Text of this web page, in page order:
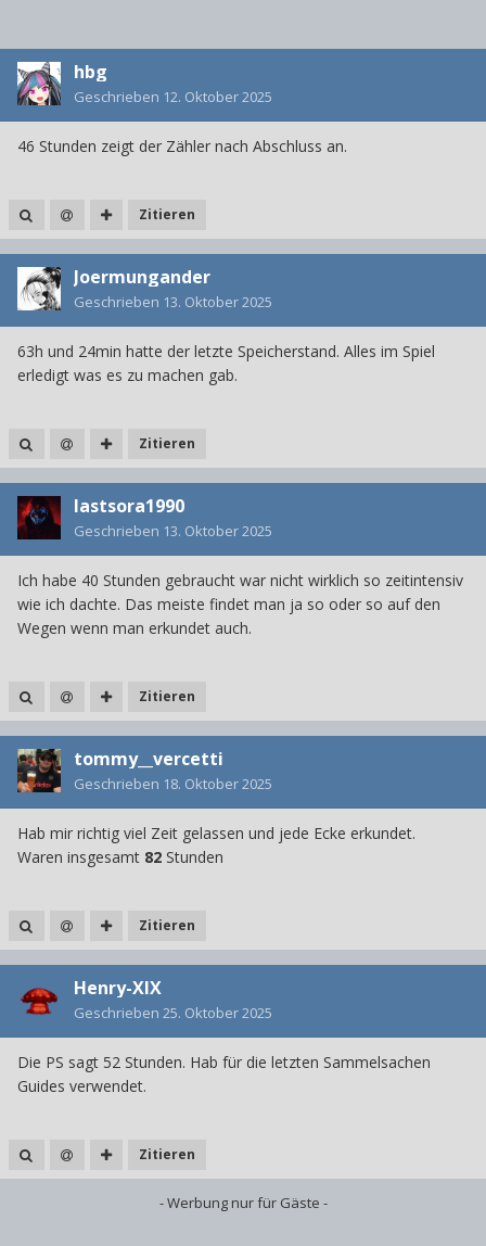
hbg
Geschrieben 12. Oktober 2025
46 Stunden zeigt der Zähler nach Abschluss an.
Zitieren
Joermungander
Geschrieben 13. Oktober 2025
63h und 24min hatte der letzte Speicherstand. Alles im Spiel
erledigt was es zu machen gab.
Zitieren
lastsora1990
Geschrieben 13. Oktober 2025
Ich habe 40 Stunden gebraucht war nicht wirklich so zeitintensiv
wie ich dachte. Das meiste findet man ja so oder so auf den
Wegen wenn man erkundet auch.
Zitieren
tommy__vercetti
Geschrieben 18. Oktober 2025
Hab mir richtig viel Zeit gelassen und jede Ecke erkundet.
Waren insgesamt 82 Stunden
Zitieren
Henry-XIX
Geschrieben 25. Oktober 2025
Die PS sagt 52 Stunden. Hab für die letzten Sammelsachen
Guides verwendet.
Zitieren
- Werbung nur für Gäste -